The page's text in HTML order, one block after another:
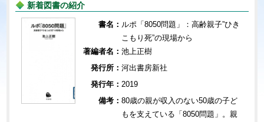
新着図書の紹介
書名： ルポ「8050問題」：高齢親子”ひき
こもり死”の現場から
著編者名：池上正樹
発行所：河出書房新社
発行年： 2019
備考：80歳の親が収入のない50歳の子ど
もを支えている「8050問題」。親